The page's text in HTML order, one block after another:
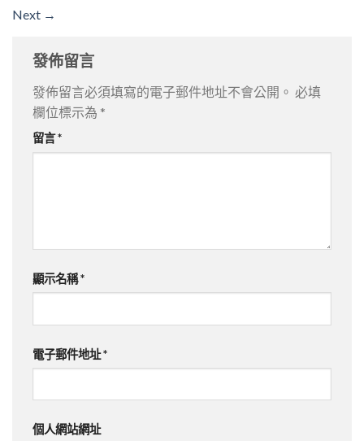
Next →
發佈留言
發佈留言必須填寫的電子郵件地址不會公開。 必填
欄位標示為 *
留言*
顯示名稱*
電子郵件地址*
個人網站網址